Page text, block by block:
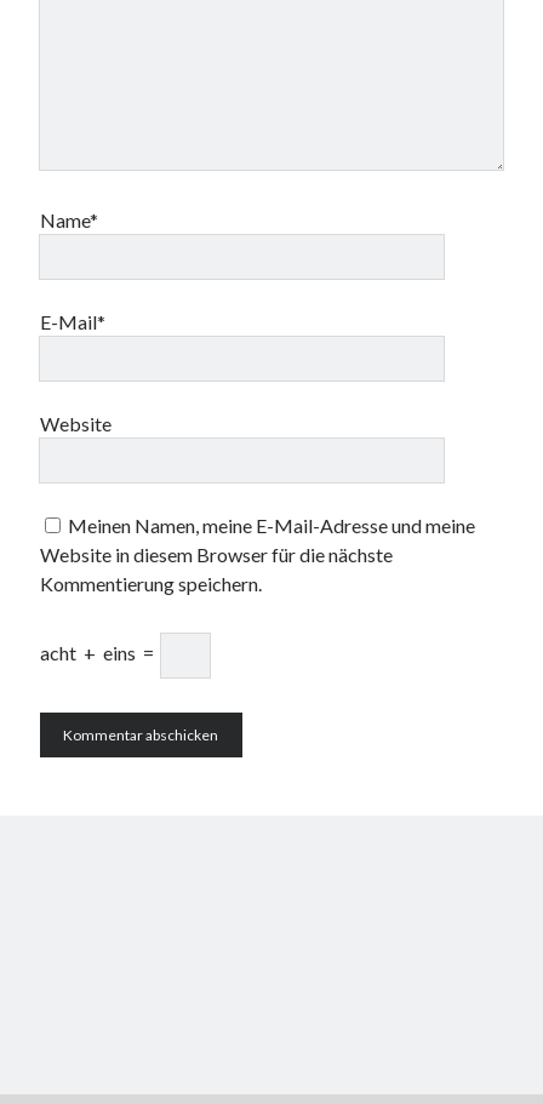
Name*
E-Mail*
Website
Meinen Namen, meine E-Mail-Adresse und meine
Website in diesem Browser für die nächste
Kommentierung speichern.
acht + eins =